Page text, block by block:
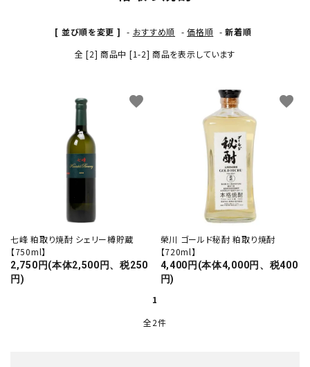
search
お酒の種類から選ぶ
コンテンツ
[ 並び順を変更 ] - おすすめ順 -価格順 -新着順
全 [2] 商品中 [1-2] 商品を表示しています
七峰 粕取り焼酎 シェリー樽貯蔵
【750ml】
2,750円(本体2,500円、税250
円)
favorite
榮川 ゴールド秘酎 粕取り焼酎
【720ml】
4,400円(本体4,000円、税400
円)
favorite
1
全2件